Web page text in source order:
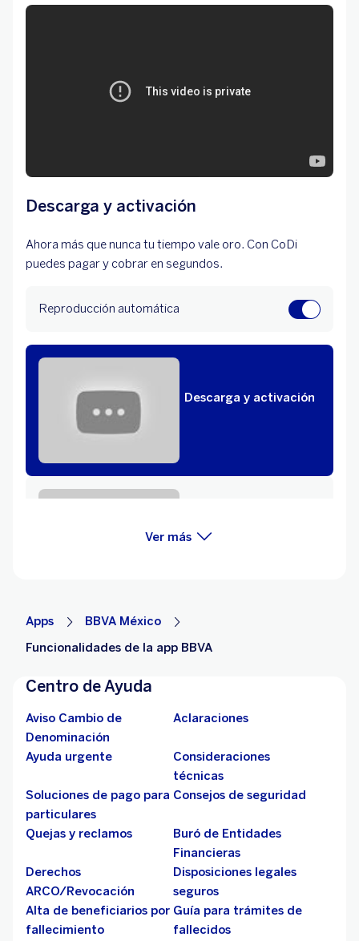
Descarga y activación
Ahora más que nunca tu tiempo vale oro. Con CoDi
puedes pagar y cobrar en segundos.
Reproducción automática
Descarga y activación
Retira sin tarjeta
Cobrar y pagar con
CoDi
Apaga y enciende tu
tarjeta de crédito
Ver más
Apps
BBVA México
Funcionalidades de la app BBVA
Centro de Ayuda
Aviso Cambio de
Denominación
Aclaraciones
Ayuda urgente
Consideraciones
técnicas
Soluciones de pago para
particulares
Consejos de seguridad
Quejas y reclamos
Buró de Entidades
Financieras
Derechos
ARCO/Revocación
Disposiciones legales
seguros
Alta de beneficiarios por
fallecimiento
Guía para trámites de
fallecidos